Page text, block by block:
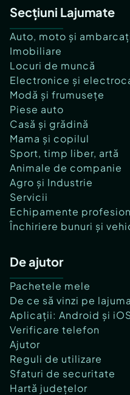
Secțiuni Lajumate
Auto, moto și
Imobiliare
Locuri de muncă
Electronice și
Modă și frumusețe
Piese auto
Casă și grădină
Mama și copilul
Sport, timp liber, artă
Animale de companie
Agro și Industrie
Servicii
Echipamente
Închiriere bunuri și
De ajutor
Pachetele mele
De ce să vinzi pe
Aplicații: Android și
Verificare telefon
Ajutor
Reguli de utilizare
Sfaturi de securitate
Hartă județelor